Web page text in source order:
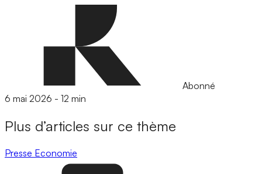
Abonné
6 mai 2026 - 12 min
Plus d’articles sur ce thème
Presse Economie